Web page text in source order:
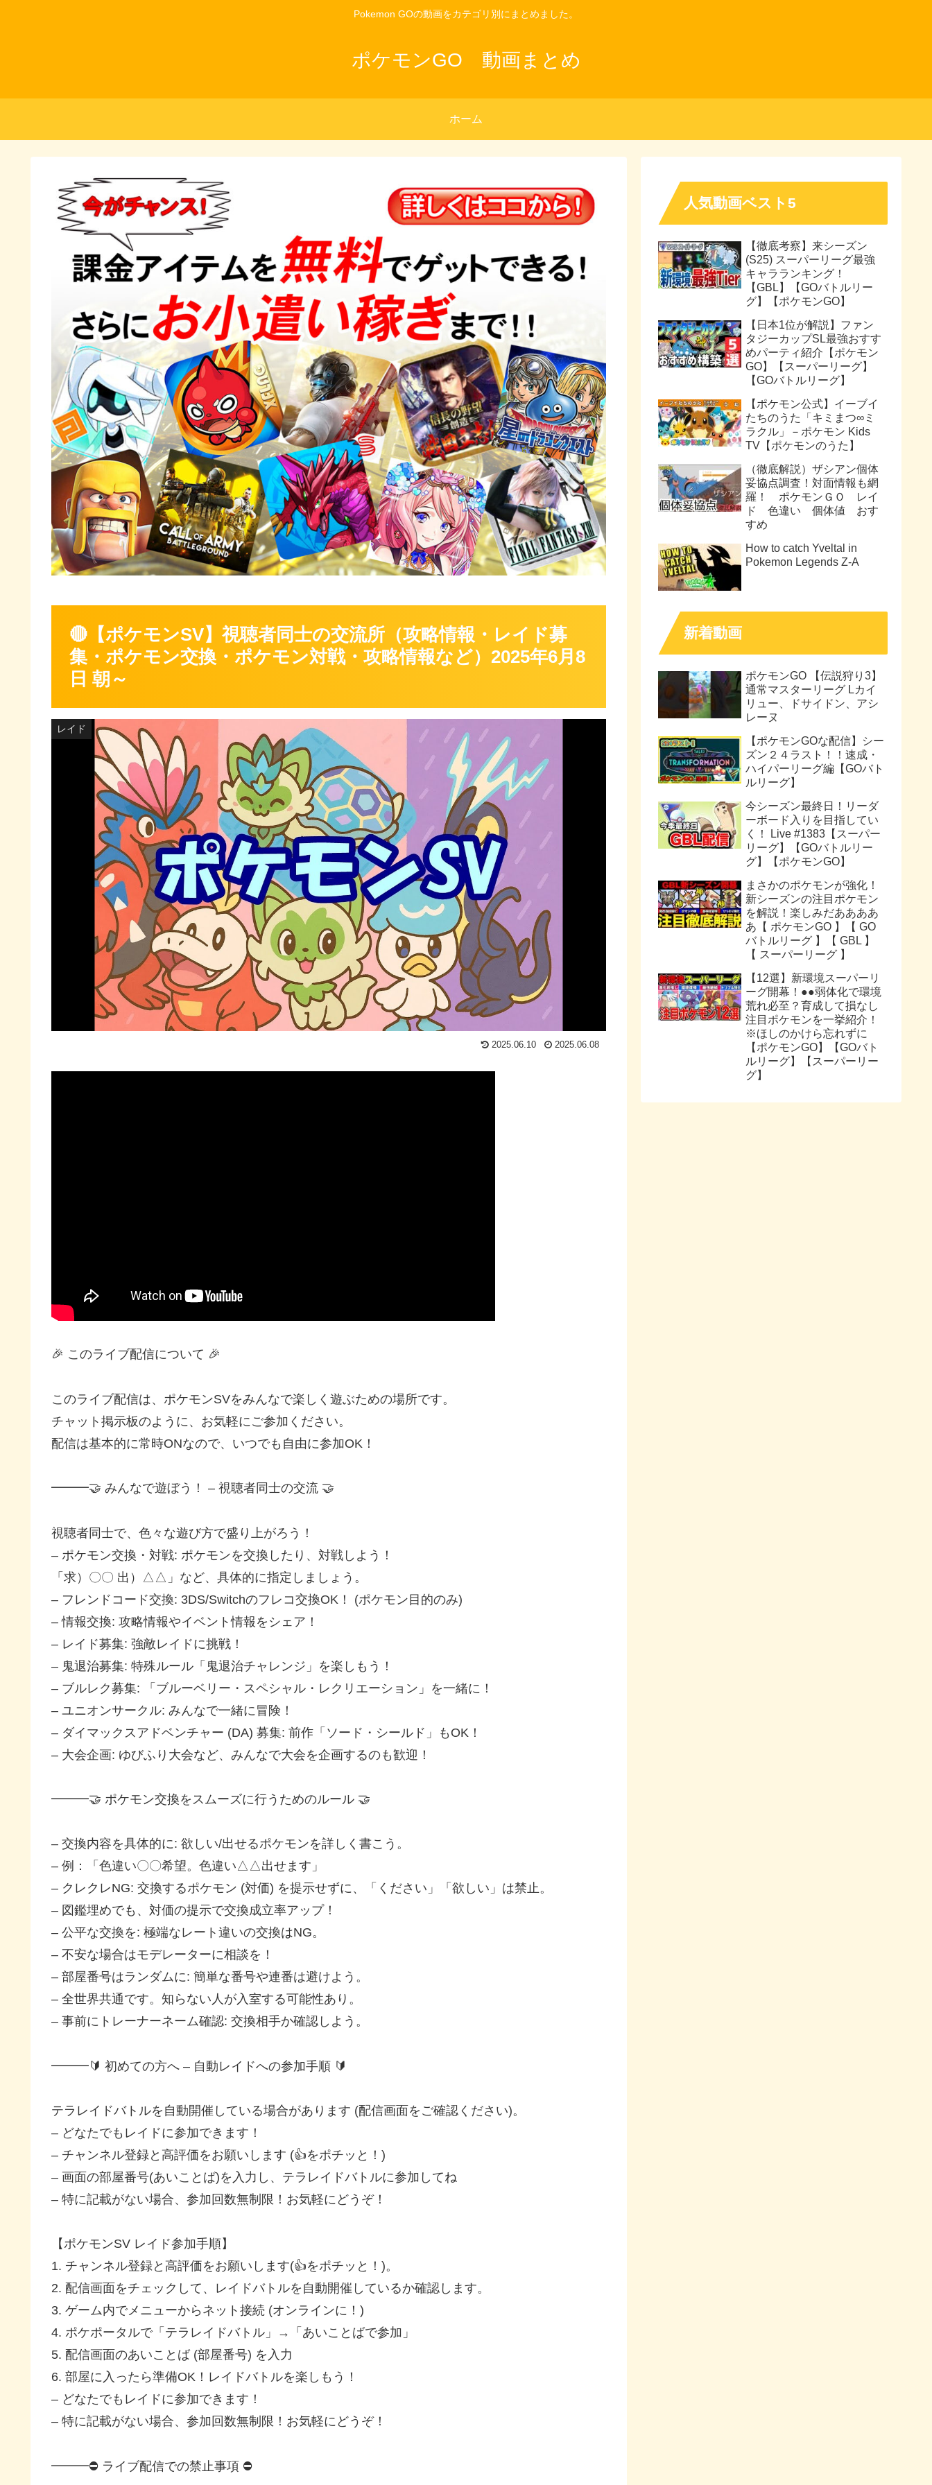
Pokemon GOの動画をカテゴリ別にまとめました。
ポケモンGO 動画まとめ
ホーム
🔴【ポケモンSV】視聴者同士の交流所（攻略情報・レイド募
集・ポケモン交換・ポケモン対戦・攻略情報など）2025年6月8
日 朝～
レイド
2025.06.10 2025.06.08
🎉 このライブ配信について 🎉
このライブ配信は、ポケモンSVをみんなで楽しく遊ぶための場所です。
チャット掲示板のように、お気軽にご参加ください。
配信は基本的に常時ONなので、いつでも自由に参加OK！
━━━🤝 みんなで遊ぼう！ – 視聴者同士の交流 🤝
視聴者同士で、色々な遊び方で盛り上がろう！
– ポケモン交換・対戦: ポケモンを交換したり、対戦しよう！
「求）〇〇 出）△△」など、具体的に指定しましょう。
– フレンドコード交換: 3DS/Switchのフレコ交換OK！ (ポケモン目的のみ)
– 情報交換: 攻略情報やイベント情報をシェア！
– レイド募集: 強敵レイドに挑戦！
– 鬼退治募集: 特殊ルール「鬼退治チャレンジ」を楽しもう！
– ブルレク募集: 「ブルーベリー・スペシャル・レクリエーション」を一緒に！
– ユニオンサークル: みんなで一緒に冒険！
– ダイマックスアドベンチャー (DA) 募集: 前作「ソード・シールド」もOK！
– 大会企画: ゆびふり大会など、みんなで大会を企画するのも歓迎！
━━━🤝 ポケモン交換をスムーズに行うためのルール 🤝
– 交換内容を具体的に: 欲しい/出せるポケモンを詳しく書こう。
– 例：「色違い〇〇希望。色違い△△出せます」
– クレクレNG: 交換するポケモン (対価) を提示せずに、「ください」「欲しい」は禁止。
– 図鑑埋めでも、対価の提示で交換成立率アップ！
– 公平な交換を: 極端なレート違いの交換はNG。
– 不安な場合はモデレーターに相談を！
– 部屋番号はランダムに: 簡単な番号や連番は避けよう。
– 全世界共通です。知らない人が入室する可能性あり。
– 事前にトレーナーネーム確認: 交換相手か確認しよう。
━━━🔰 初めての方へ – 自動レイドへの参加手順 🔰
テラレイドバトルを自動開催している場合があります (配信画面をご確認ください)。
– どなたでもレイドに参加できます！
– チャンネル登録と高評価をお願いします (👍をポチッと！)
– 画面の部屋番号(あいことば)を入力し、テラレイドバトルに参加してね
– 特に記載がない場合、参加回数無制限！お気軽にどうぞ！
【ポケモンSV レイド参加手順】
1. チャンネル登録と高評価をお願いします(👍をポチッと！)。
2. 配信画面をチェックして、レイドバトルを自動開催しているか確認します。
3. ゲーム内でメニューからネット接続 (オンラインに！)
4. ポケポータルで「テラレイドバトル」→「あいことばで参加」
5. 配信画面のあいことば (部屋番号) を入力
6. 部屋に入ったら準備OK！レイドバトルを楽しもう！
– どなたでもレイドに参加できます！
– 特に記載がない場合、参加回数無制限！お気軽にどうぞ！
━━━⛔ ライブ配信での禁止事項 ⛔
人気動画ベスト5
【徹底考察】来シーズン
(S25) スーパーリーグ最強
キャラランキング！
【GBL】【GOバトルリー
グ】【ポケモンGO】
【日本1位が解説】ファン
タジーカップSL最強おすす
めパーティ紹介【ポケモン
GO】【スーパーリーグ】
【GOバトルリーグ】
【ポケモン公式】イーブイ
たちのうた「キミまつ∞ミ
ラクル」－ポケモン Kids
TV【ポケモンのうた】
（徹底解説）ザシアン個体
妥協点調査！対面情報も網
羅！ ポケモンＧＯ レイ
ド 色違い 個体値 おす
すめ
How to catch Yveltal in
Pokemon Legends Z-A
新着動画
ポケモンGO 【伝説狩り3】
通常マスターリーグ Lカイ
リュー、ドサイドン、アシ
レーヌ
【ポケモンGOな配信】シー
ズン２４ラスト！！速成・
ハイパーリーグ編【GOバト
ルリーグ】
今シーズン最終日！リーダ
ーボード入りを目指してい
く！ Live #1383【スーパー
リーグ】【GOバトルリー
グ】【ポケモンGO】
まさかのポケモンが強化！
新シーズンの注目ポケモン
を解説！楽しみだああああ
あ【 ポケモンGO 】【 GO
バトルリーグ 】【 GBL 】
【 スーパーリーグ 】
【12選】新環境スーパーリ
ーグ開幕！●●弱体化で環境
荒れ必至？育成して損なし
注目ポケモンを一挙紹介！
※ほしのかけら忘れずに
【ポケモンGO】【GOバト
ルリーグ】【スーパーリー
グ】